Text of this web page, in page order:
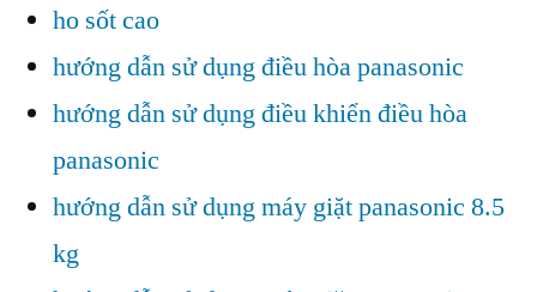
ho sốt cao
hướng dẫn sử dụng điều hòa panasonic
hướng dẫn sử dụng điều khiển điều hòa
panasonic
hướng dẫn sử dụng máy giặt panasonic 8.5
kg